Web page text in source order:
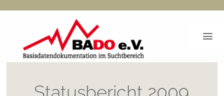
Zum
springen